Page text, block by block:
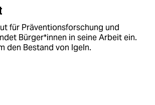
für Präventionsforschung und
Bür­ge­r*in­nen in seine Arbeit ein.
den Bestand von Igeln.